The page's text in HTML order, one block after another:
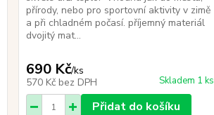
přírody, nebo pro sportovní aktivity v zimě
a při chladném počasí. příjemný materiál
dvojitý mat...
690 Kč/ks
570 Kč bez DPH Skladem 1 ks
Přidat do košíku